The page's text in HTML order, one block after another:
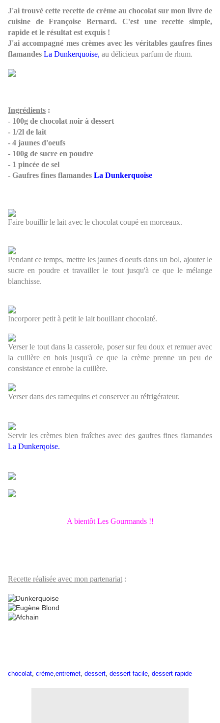
J'ai trouvé cette recette de crème au chocolat sur mon livre de
cuisine de Françoise Bernard. C'est une recette simple,
rapide et le résultat est exquis !
J'ai accompagné mes crèmes avec les véritables gaufres fines
flamandes La Dunkerquoise, au délicieux parfum de rhum.
Ingrédients :
- 100g de chocolat noir à dessert
- 1/2l de lait
- 4 jaunes d'oeufs
- 100g de sucre en poudre
- 1 pincée de sel
- Gaufres fines flamandes La Dunkerquoise
Faire bouillir le lait avec le chocolat coupé en morceaux.
Pendant ce temps, mettre les jaunes d'oeufs dans un bol, ajouter le
sucre en poudre et travailler le tout jusqu'à ce que le mélange
blanchisse.
Incorporer petit à petit le lait bouillant chocolaté.
Verser le tout dans la casserole, poser sur feu doux et remuer avec
la cuillère en bois jusqu'à ce que la crème prenne un peu de
consistance et enrobe la cuillère.
Verser dans des ramequins et conserver au réfrigérateur.
Servir les crèmes bien fraîches avec des gaufres fines flamandes
La Dunkerqoise.
A bientôt Les Gourmands !!
Recette réalisée avec mon partenariat :
chocolat, crème,entremet, dessert, dessert facile, dessert rapide